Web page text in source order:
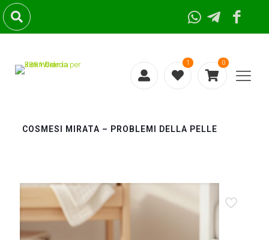
1 0
COSMESI MIRATA – PROBLEMI DELLA PELLE